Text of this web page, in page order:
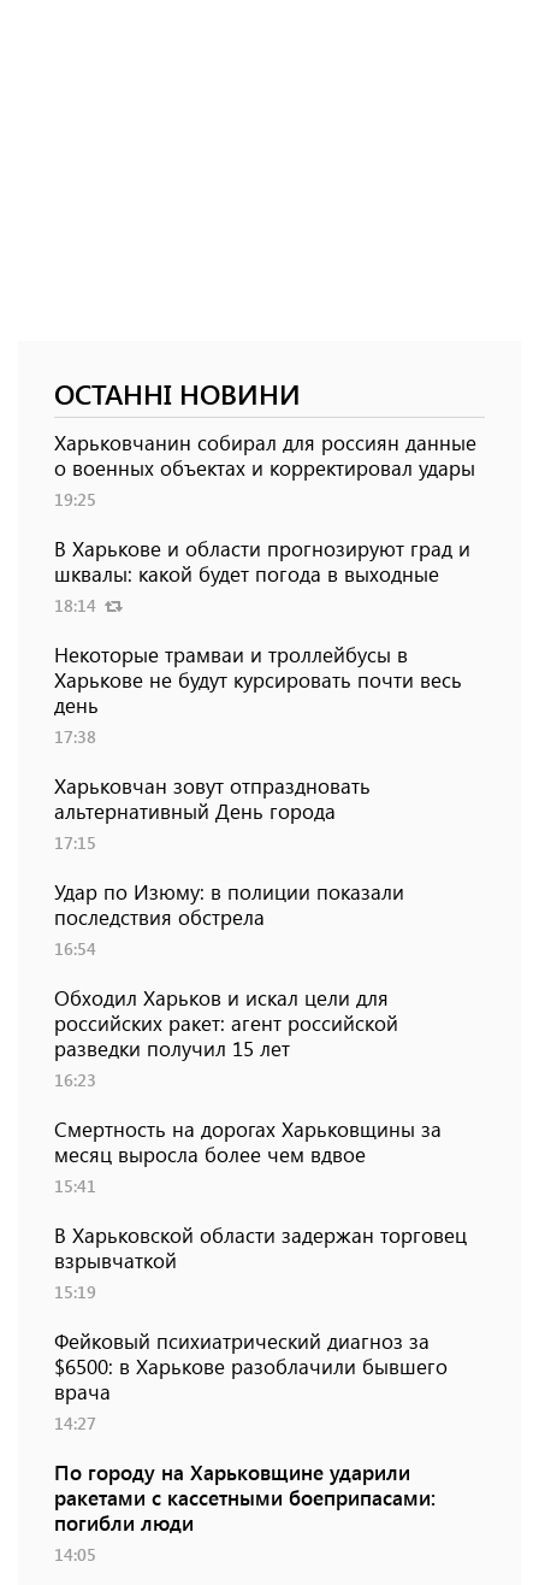
ОСТАННІ НОВИНИ
Харьковчанин собирал для россиян данные
о военных объектах и ​​корректировал удары
19:25
В Харькове и области прогнозируют град и
шквалы: какой будет погода в выходные
18:14
Некоторые трамваи и троллейбусы в
Харькове не будут курсировать почти весь
день
17:38
Харьковчан зовут отпраздновать
альтернативный День города
17:15
Удар по Изюму: в полиции показали
последствия обстрела
16:54
Обходил Харьков и искал цели для
российских ракет: агент российской
разведки получил 15 лет
16:23
Смертность на дорогах Харьковщины за
месяц выросла более чем вдвое
15:41
В Харьковской области задержан торговец
взрывчаткой
15:19
Фейковый психиатрический диагноз за
$6500: в Харькове разоблачили бывшего
врача
14:27
По городу на Харьковщине ударили
ракетами с кассетными боеприпасами:
погибли люди
14:05